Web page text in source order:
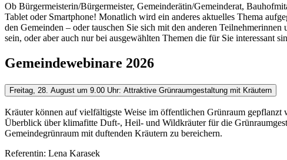
Ob Bürgermeisterin/Bürgermeister, Gemeinderätin/Gemeinderat,
Tablet oder Smartphone! Monatlich wird ein anderes aktuelles Thema
den Gemeinden – oder tauschen Sie sich mit den anderen
sein, oder aber auch nur bei ausgewählten Themen die für Sie interessant
Gemeindewebinare 2026
Freitag, 28. August um 9.00 Uhr: Attraktive Grünraumgestaltung mit Kräutern
Kräuter können auf vielfältigste Weise im öffentlichen Grünraum
Überblick über klimafitte Duft-, Heil- und Wildkräuter für die
Gemeindegrünraum mit duftenden Kräutern zu bereichern.
Referentin: Lena Karasek